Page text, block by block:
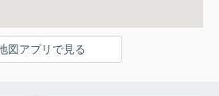
図アプリで見る